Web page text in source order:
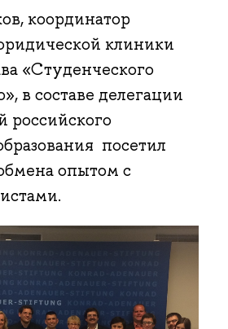
координатор
клиники
«Студенческого
в составе делегации
российского
посетил
опытом с